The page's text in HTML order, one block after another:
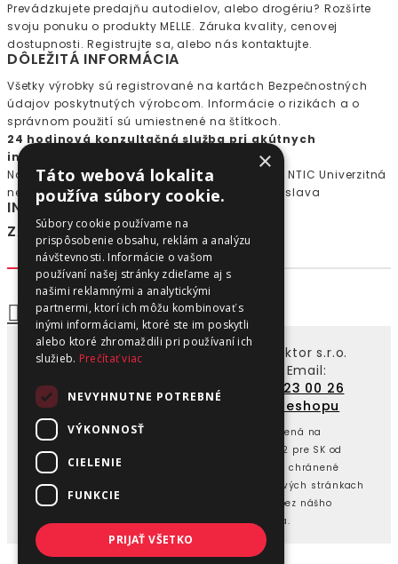
Prevádzkujete predajňu autodielov, alebo drogériu? Rozšírte
svoju ponuku o produkty MELLE. Záruka kvality, cenovej
dostupnosti. Registrujte sa, alebo nás kontaktujte.
DÔLEŽITÁ INFORMÁCIA
Všetky výrobky sú registrované na kartách Bezpečnostných
údajov poskytnutých výrobcom. Informácie o rizikách a o
správnom použití sú umiestnené na štítkoch.
24 hodinová konzultačná služba pri akútnych
intoxikáciách: + 421 2 5477 4166
Národné Toxikologické Informačné Centrum - NTIC Univerzitná
nemocnica Bratislava Limbová 5, 83305 Bratislava
INFORMÁCIE
ZÁKAZNÍCKY SERVIS
Copyright ©2008 - 2026 k2autodoktor s.r.o.
autokozmetika pre vaše auto | Email:
info@petuel.sk| Mobil:+421 903 23 00 26
VytvorilNajReklama.sk - tvorba eshopu
Od 2023 spoločnosť Peter Zlatinský - Petuel zmenená na
k2autodoktor s.r.o. výhradný dovozca produktov K2 pre SK od
výrobcu Fotografie a texty na týchto stránkach sú chránené
autorským zákonom a ich použitie na iných webových stránkach
alebo iných digitálnych a tlačových médiach je bez nášho
písomného súhlasu porušením autorského zákona.
×
Táto webová lokalita
používa súbory cookie.
Súbory cookie používame na
prispôsobenie obsahu, reklám a analýzu
návštevnosti. Informácie o vašom
používaní našej stránky zdieľame aj s
našimi reklamnými a analytickými
partnermi, ktorí ich môžu kombinovať s
inými informáciami, ktoré ste im poskytli
alebo ktoré zhromaždili pri používaní ich
služieb. Prečítať viac
NEVYHNUTNE POTREBNÉ
VÝKONNOSŤ
CIELENIE
FUNKCIE
PRIJAŤ VŠETKO